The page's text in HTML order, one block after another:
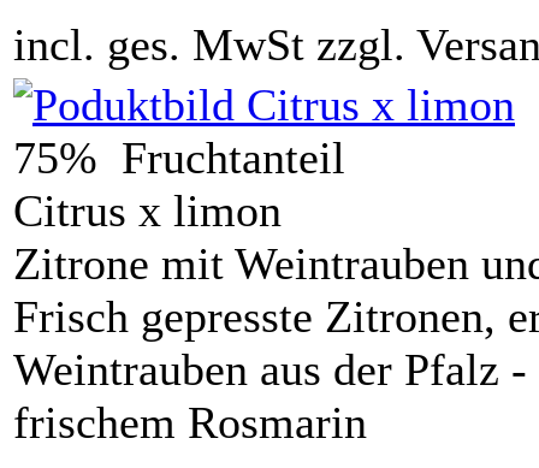
incl. ges. MwSt zzgl.
75% Fruchtanteil
Citrus x limon
Zitrone mit Weintrauben
Frisch gepresste Zitronen,
Weintrauben aus der Pfalz
frischem Rosmarin